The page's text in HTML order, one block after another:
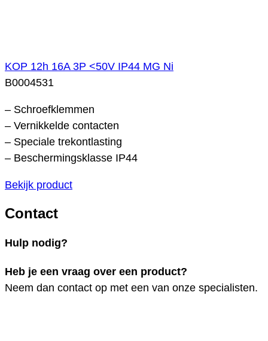
KOP 12h 16A 3P <50V IP44 MG Ni
B0004531
– Schroefklemmen
– Vernikkelde contacten
– Speciale trekontlasting
– Beschermingsklasse IP44
Bekijk product
Contact
Hulp nodig?
Heb je een vraag over een product?
Neem dan contact op met een van onze specialisten.